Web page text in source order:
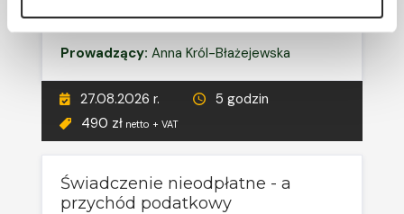
Środki trwałe w budowie
Prowadzący: Anna Król-Błażejewska
27.08.2026 r.
5 godzin
490 zł netto + VAT
Świadczenie nieodpłatne - a
przychód podatkowy